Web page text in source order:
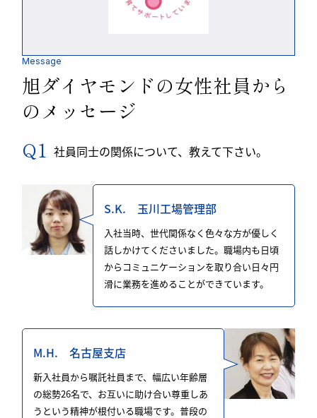
Message
旭ダイヤモンドの女性社員から
のメッセージ
社員同士の関係について、教えて下さい。
S.K. 玉川工場管理部
入社当時、世代関係なく色々な方が優しく
話しかけてくださいました。職場内も日頃
からコミュニケーションを取り合い日々円
滑に業務を進めることができています。
M.H. 名古屋支店
新入社員から嘱託社員まで、幅広い年齢層
の総勢26名で、お互いに助け合い尊重しあ
うという精神が根付いる職場です。普段の